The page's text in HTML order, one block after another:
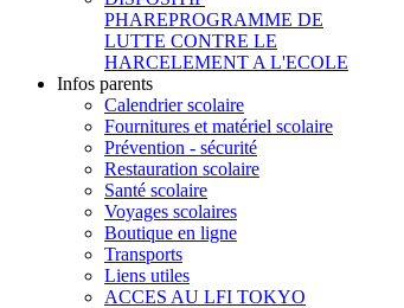
PHAREPROGRAMME DE
LUTTE CONTRE LE
HARCELEMENT A L'ECOLE
Infos parents
Calendrier scolaire
Fournitures et matériel scolaire
Prévention - sécurité
Restauration scolaire
Santé scolaire
Voyages scolaires
Boutique en ligne
Transports
Liens utiles
ACCES AU LFI TOKYO